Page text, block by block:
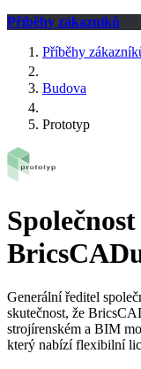
Příběhy zákazníků
Příběhy
Budova
Prototyp
Generální ředitel
skutečnost, že
strojírenském a BIM
který nabízí flexibilní